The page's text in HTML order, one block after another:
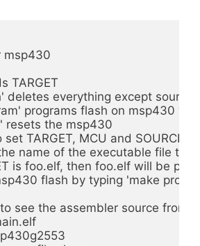
msp430
TARGET
deletes everything except source
programs flash on msp430
resets the msp430
TARGET, MCU and SOURCES
name of the executable file to
is foo.elf, then foo.elf will be
flash by typing 'make
see the assembler source from